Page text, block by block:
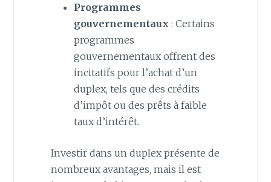
Programmes
gouvernementaux : Certains
programmes
gouvernementaux offrent des
incitatifs pour l’achat d’un
duplex, tels que des crédits
d’impôt ou des prêts à faible
taux d’intérêt.
Investir dans un duplex présente de
nombreux avantages, mais il est